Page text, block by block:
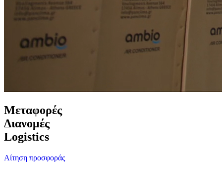
Μεταφορές
Διανομές
Logistics
Αίτηση προσφοράς